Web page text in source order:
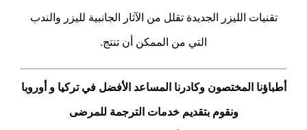
تقنيات الليزر الجديدة تقلل من الآثار الجانبية لليزر والندب
التي من الممكن أن تنتج.
أطباؤنا المختصون وكادرنا المساعد الأفضل في تركيا و أوروبا
ونقوم بتقديم خدمات الترجمة للمرضى